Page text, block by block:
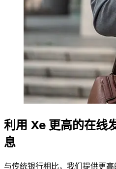
利用 Xe 更高的在线
息
与传统银行相比，我们提供更